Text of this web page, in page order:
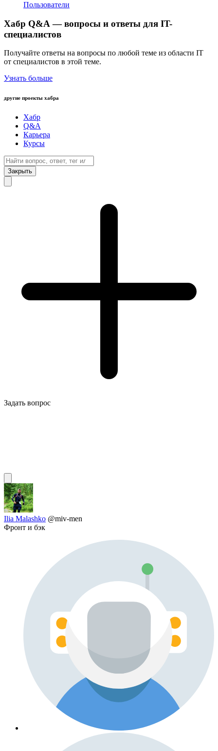
Пользователи
Хабр Q&A — вопросы и ответы для IT-
специалистов
Получайте ответы на вопросы по любой теме из области IT
от специалистов в этой теме.
Узнать больше
другие проекты хабра
Хабр
Q&A
Карьера
Курсы
Закрыть
Задать вопрос
Ilia Malashko @miv-men
Фронт и бэк